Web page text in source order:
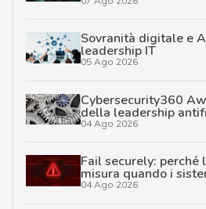
Sovranità digitale e
leadership IT
05 Ago 2026
Cybersecurity360
della leadership
04 Ago 2026
Fail securely: perché
misura quando i
04 Ago 2026